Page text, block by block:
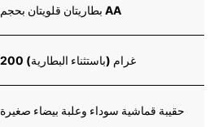
بطاريتان قلويتان بحجم AA
200 غرام (باستثناء البطارية)
حقيبة قماشية سوداء وعلبة بيضاء صغيرة